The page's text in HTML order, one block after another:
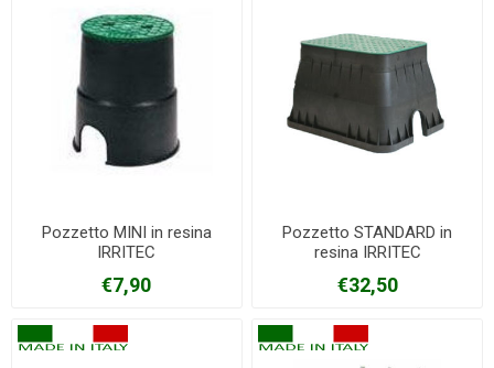
Pozzetto MINI in resina
IRRITEC
€7,90
Pozzetto STANDARD in
resina IRRITEC
€32,50